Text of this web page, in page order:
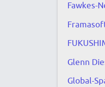
Fawkes-
Glenn
Global-